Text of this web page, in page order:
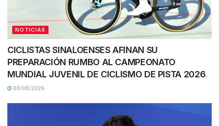
NOTICIAS
CICLISTAS SINALOENSES AFINAN SU
PREPARACIÓN RUMBO AL CAMPEONATO
MUNDIAL JUVENIL DE CICLISMO DE PISTA 2026
06/08/2026